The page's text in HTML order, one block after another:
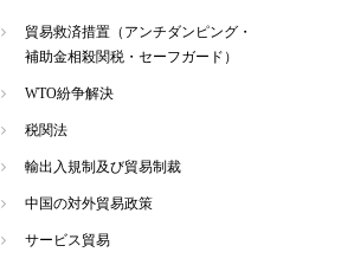
貿易救済措置（アンチダンピング・
補助金相殺関税・セーフガード）
WTO紛争解決
税関法
輸出入規制及び貿易制裁
中国の対外貿易政策
サービス貿易